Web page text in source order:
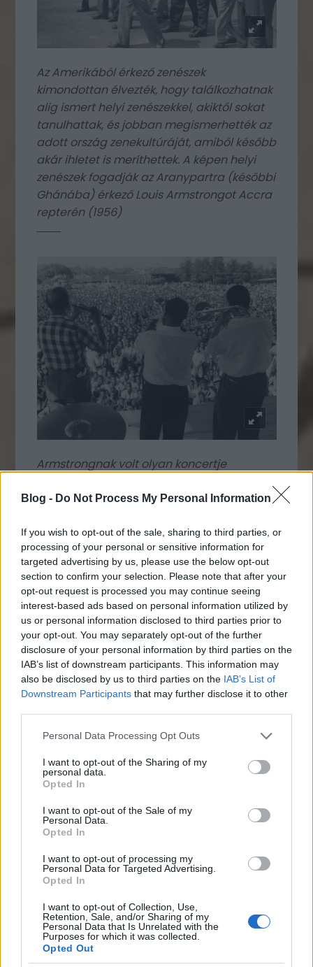
Blog - Do Not Process My Personal Information
If you wish to opt-out of the sale, sharing to third parties, or
processing of your personal or sensitive information for
targeted advertising by us, please use the below opt-out
section to confirm your selection. Please note that after your
opt-out request is processed you may continue seeing
interest-based ads based on personal information utilized by
us or personal information disclosed to third parties prior to
your opt-out. You may separately opt-out of the further
disclosure of your personal information by third parties on the
IAB’s list of downstream participants. This information may
also be disclosed by us to third parties on the IAB’s List of
Downstream Participants that may further disclose it to other
Please note that this website/app uses one or more Google
not limited to your visit or usage behaviour. You may click to
grant or deny consent to Google and its third-party tags to
use your data for below specified purposes in below Google
consent section.
Personal Data Processing Opt Outs
I want to opt-out of the Sharing of my
personal data.
Opted In
I want to opt-out of the Sale of my
Personal Data.
Opted In
I want to opt-out of processing my
Personal Data for Targeted Advertising.
Opted In
I want to opt-out of Collection, Use,
Retention, Sale, and/or Sharing of my
Personal Data that Is Unrelated with the
Purposes for which it was collected.
Opted Out
Az Amerikából érkező zenészek
kimondottan élvezték, hogy találkozhatnak
alig ismert helyi zenészekkel, akiktől sokat
tanulhattak, és jobban megismerhették az
adott ország zenekultúráját, amiből később
akár ihletet is meríthettek. A képen helyi
zenészek fogadják az Aranypartra (későbbi
Ghánába) érkező Louis Armstrongot Accra
repterén (1956)
Armstrongnak volt olyan koncertje
játszott (Aranypart, 1956)
A turnékkal párhuzamosan az amerikaiak
Americában 1955-től egy külön műsort
szenteltek a jazznek, a Jazz Hourt, aminek
adásokkal tegyék népszerűvé a jazzt. A
képen Willis Conover műsorvezető Louis
Armstronggal